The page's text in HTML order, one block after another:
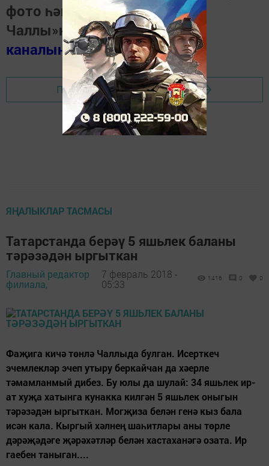
фото һәм видеолар «Шәһри
Чаллы»ныңMAX
каналында(язылыгыз).
Перейти на страницу новости
ЯҢАЛЫКЛАР ТАСМАСЫ
Татарстанда берәү 5 яшьлек баланы
тәрәзәдән ыргыткан
Главный редактор
филиала,
7 февраль 2018 -
05:33
1416 0 0
Фаҗига кичә төнлә Чаллыда булган. Исерткеч
эчемлекләр эчеп утыру беркайчан да хәерле
тәмамланмый дибез. Бу юлы да шулай: 34 яшьлек ир-
ат хуҗа хатынга кунакка килгән 5 яшьлек оныгын
тәрәзәдән ыргыткан. Могҗиза белән генә кыз бала
исән кала. Кыргый хәлнең шаһитлары аны төрле
дәрәҗәдәге җәрәхәтләр белән хастаханәгә озата. Ир
гаебен таныган....